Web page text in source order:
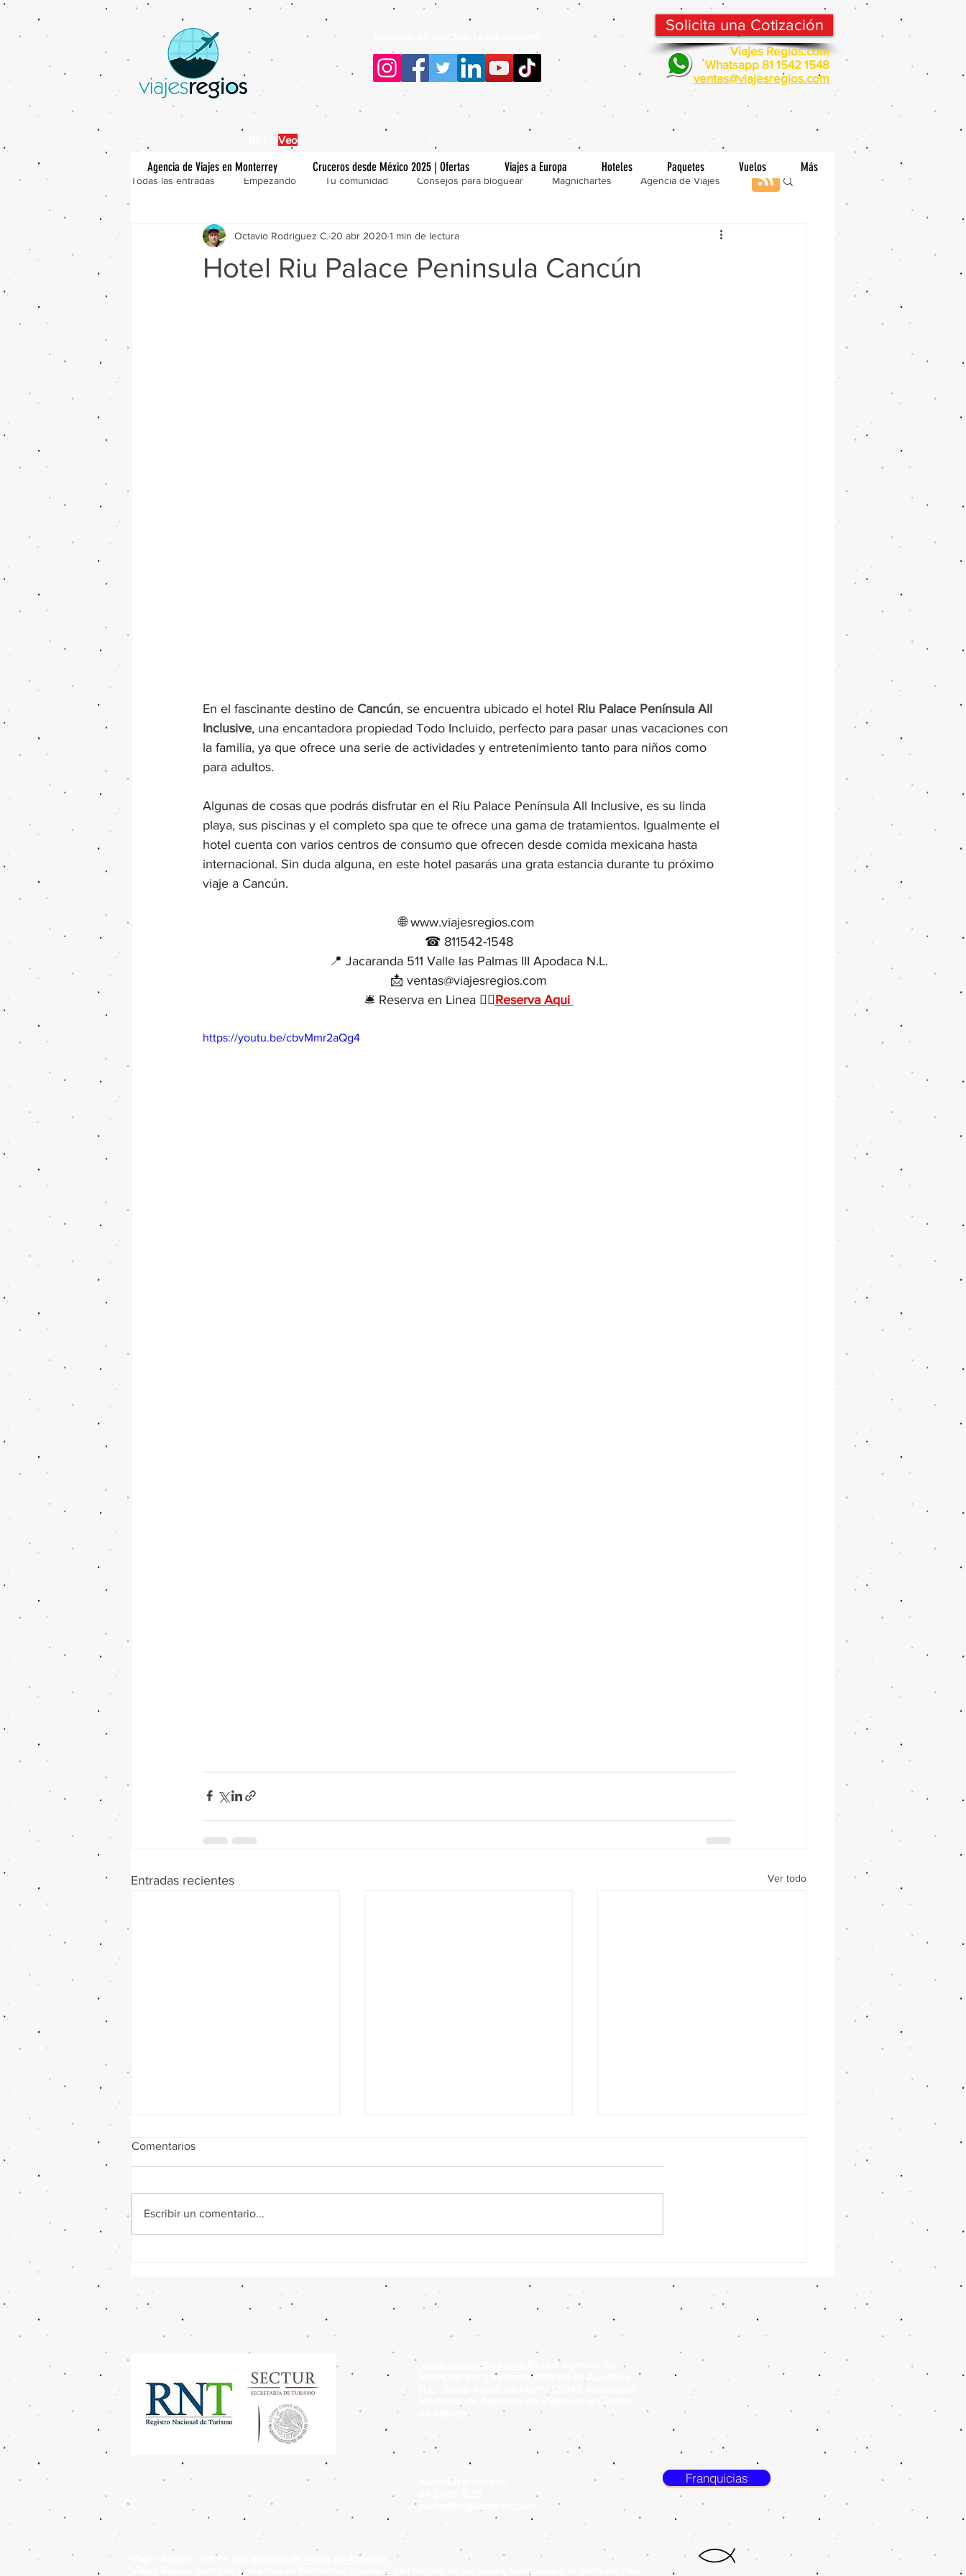
Solicita una Cotización
Viajes Regios.com
Whatsapp 81 1542 1548
ventas@viajesregios.com
Siguenos en nuestras redes sociales:
Veo
Agencia de Viajes en Monterrey Cruceros desde México 2025 | Ofertas Viajes a Europa Hoteles Paquetes Vuelos Más
Todas las entradas Empezando Tu comunidad Consejos para bloguear Magnichartes Agencia de Viajes
Hotel Riu Palace Peninsula Cancún
Octavio Rodriguez C. 20 abr 2020 1 min de lectura
En el fascinante destino de Cancún, se encuentra ubicado el hotel Riu Palace Península All
Inclusive, una encantadora propiedad Todo Incluido, perfecto para pasar unas vacaciones con
la familia, ya que ofrece una serie de actividades y entretenimiento tanto para niños como
para adultos.
Algunas de cosas que podrás disfrutar en el Riu Palace Península All Inclusive, es su linda
playa, sus piscinas y el completo spa que te ofrece una gama de tratamientos. Igualmente el
hotel cuenta con varios centros de consumo que ofrecen desde comida mexicana hasta
internacional. Sin duda alguna, en este hotel pasarás una grata estancia durante tu próximo
viaje a Cancún.
🌐 www.viajesregios.com
☎ 811542-1548
📍 Jacaranda 511 Valle las Palmas III Apodaca N.L.
📩 ventas@viajesregios.com
🛎 Reserva en Linea 👉🏻Reserva Aqui
https://youtu.be/cbvMmr2aQg4
Entradas recientes Ver todo
5 (2026)
Comentarios
Escribir un comentario...
www.viajesregios.com
Es una Agencia de
Viajes on line y tenemos oficinas en Apodaca
Atención a clientes:
Franquicias
Viajes Regios .com es una
Agencia de Viajes en Apodaca
Viajes Regios .com con presencia en Monterrey, Apódaca, San Nicolas de los Garza, Guadalupe y el resto del País.